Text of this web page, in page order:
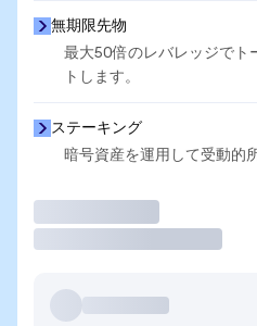
無期限先物
最大50倍のレバレッジでト
トします。
ステーキング
暗号資産を運用して受動的